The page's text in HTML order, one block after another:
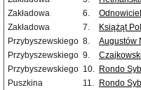
Zakładowa
6.
Zakładowa
7. Książąt
Przybyszewskiego 8. Augustów
Przybyszewskiego 9.
Przybyszewskiego 10. Rondo
Puszkina
11. Rondo